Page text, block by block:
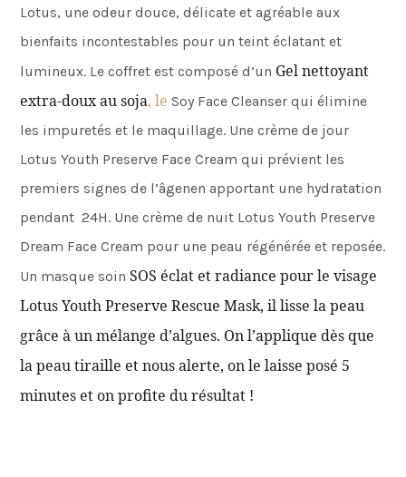
Lotus, une odeur douce, délicate et agréable aux
bienfaits incontestables pour un teint éclatant et
lumineux. Le coffret est composé d’un Gel nettoyant
extra-doux au soja, le Soy Face Cleanser qui élimine
les impuretés et le maquillage. Une crème de jour
Lotus Youth Preserve Face Cream qui prévient les
premiers signes de l’âgenen apportant une hydratation
pendant 24H. Une crème de nuit Lotus Youth Preserve
Dream Face Cream pour une peau régénérée et reposée.
Un masque soinSOS éclat et radiance pour le visage
Lotus Youth Preserve Rescue Mask, il lisse la peau
grâce à un mélanged’algues. On l’applique dès que
la peau tiraille et nous alerte, on le laisse posé 5
minutes et on profite du résultat !